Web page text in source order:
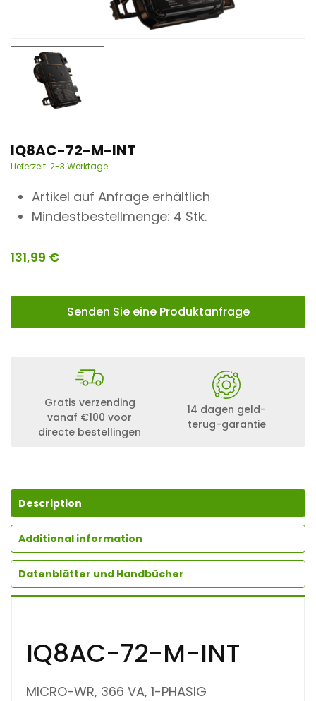
IQ8AC-72-M-INT
Lieferzeit: 2-3 Werktage
Artikel auf Anfrage erhältlich
Mindestbestellmenge: 4 Stk.
131,99 €
Senden Sie eine Produktanfrage
Gratis verzending
vanaf €100 voor
directe bestellingen
14 dagen geld-
terug-garantie
Description
Additional information
Datenblätter und Handbücher
IQ8AC-72-M-INT
MICRO-WR, 366 VA, 1-PHASIG